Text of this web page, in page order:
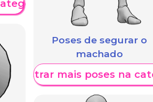
Poses de segurar o
machado
Mostrar mais poses na